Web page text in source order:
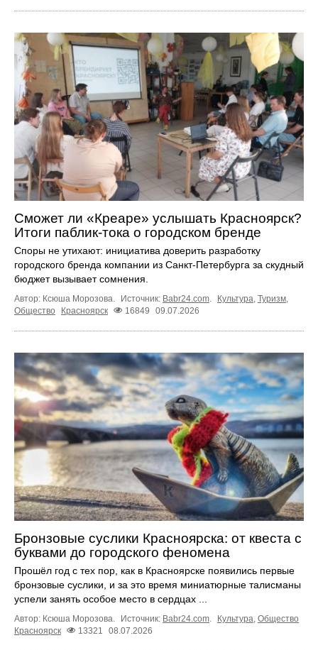
Сможет ли «Креаре» услышать Красноярск?
Итоги паблик-тока о городском бренде
Споры не утихают: инициатива доверить разработку
городского бренда компании из Санкт-Петербурга за скудный
бюджет вызывает сомнения.
Автор: Ксюша Морозова. Источник: Babr24.com. Культура, Туризм,
Общество
Красноярск 16849 09.07.2026
Бронзовые суслики Красноярска: от квеста с
буквами до городского феномена
Прошёл год с тех пор, как в Красноярске появились первые
бронзовые суслики, и за это время миниатюрные талисманы
успели занять особое место в сердцах ...
Автор: Ксюша Морозова. Источник: Babr24.com Культура Общество
Красноярск
13321 08.07.2026